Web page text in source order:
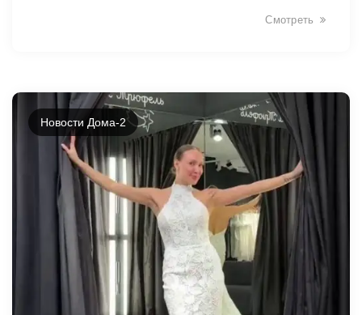
Смотреть
Новости Дома-2